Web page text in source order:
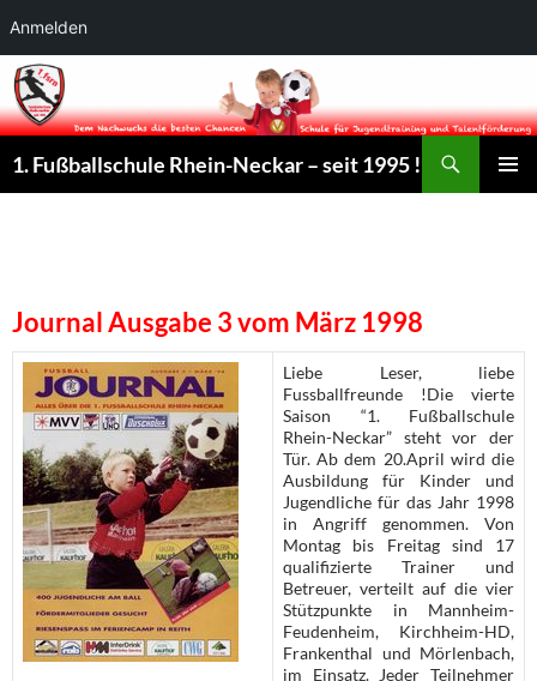
Anmelden
1. Fußballschule Rhein-Neckar – seit 1995 !
Journal Ausgabe 3 vom März 1998
Liebe Leser, liebe
Fussballfreunde !Die vierte
Saison “1. Fußballschule
Rhein-Neckar” steht vor der
Tür. Ab dem 20.April wird die
Ausbildung für Kinder und
Jugendliche für das Jahr 1998
in Angriff genommen. Von
Montag bis Freitag sind 17
qualifizierte Trainer und
Betreuer, verteilt auf die vier
Stützpunkte in Mannheim-
Feudenheim, Kirchheim-HD,
Frankenthal und Mörlenbach,
im Einsatz. Jeder Teilnehmer